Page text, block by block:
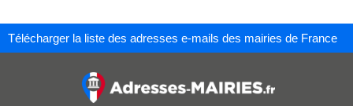
Télécharger la liste des adresses e-mails des mairies de France